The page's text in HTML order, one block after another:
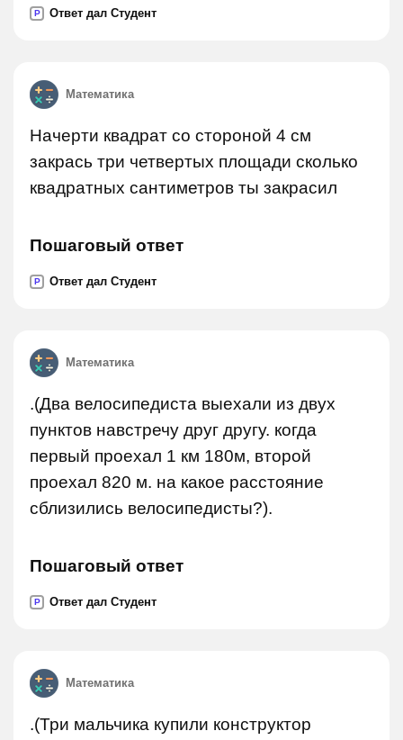
P Ответ дал Студент
Математика
Начерти квадрат со стороной 4 см
закрась три четвертых площади сколько
квадратных сантиметров ты закрасил
Пошаговый ответ
P Ответ дал Студент
Математика
.(Два велосипедиста выехали из двух
пунктов навстречу друг другу. когда
первый проехал 1 км 180м, второй
проехал 820 м. на какое расстояние
сблизились велосипедисты?).
Пошаговый ответ
P Ответ дал Студент
Математика
.(Три мальчика купили конструктор